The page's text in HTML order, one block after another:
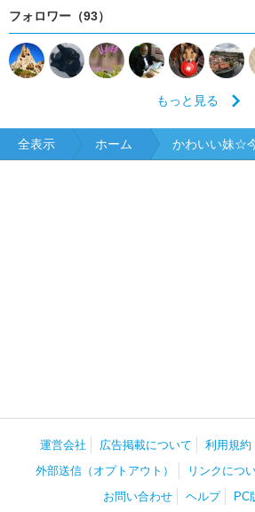
フォロワー（93）
もっと見る
全表示 ホーム かわいい妹☆
運営会社 広告掲載について 利用規約
外部送信（オプトアウト）
リンクにつ
お問い合わせ
ヘルプ PC